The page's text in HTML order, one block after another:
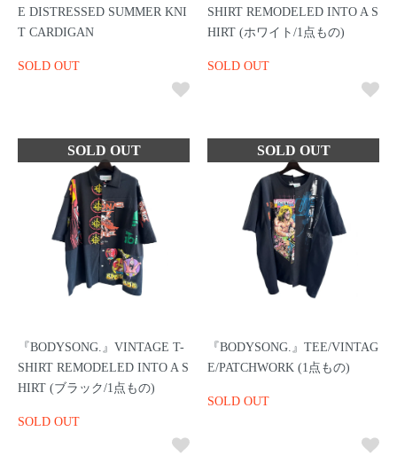
E DISTRESSED SUMMER KNI
T CARDIGAN
SOLD OUT
SHIRT REMODELED INTO A S
HIRT (ホワイト/1点もの)
SOLD OUT
『BODYSONG.』VINTAGE T-
SHIRT REMODELED INTO A S
HIRT (ブラック/1点もの)
SOLD OUT
『BODYSONG.』TEE/VINTAG
E/PATCHWORK (1点もの)
SOLD OUT